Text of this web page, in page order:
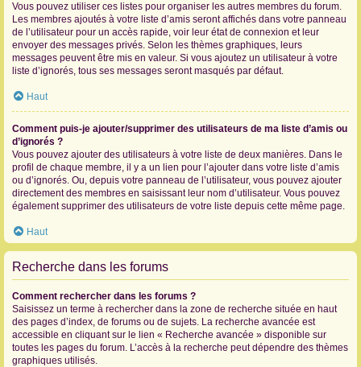
Vous pouvez utiliser ces listes pour organiser les autres membres du forum.
Les membres ajoutés à votre liste d’amis seront affichés dans votre panneau
de l’utilisateur pour un accès rapide, voir leur état de connexion et leur
envoyer des messages privés. Selon les thèmes graphiques, leurs
messages peuvent être mis en valeur. Si vous ajoutez un utilisateur à votre
liste d’ignorés, tous ses messages seront masqués par défaut.
Haut
Comment puis-je ajouter/supprimer des utilisateurs de ma liste d’amis ou
d’ignorés ?
Vous pouvez ajouter des utilisateurs à votre liste de deux manières. Dans le
profil de chaque membre, il y a un lien pour l’ajouter dans votre liste d’amis
ou d’ignorés. Ou, depuis votre panneau de l’utilisateur, vous pouvez ajouter
directement des membres en saisissant leur nom d’utilisateur. Vous pouvez
également supprimer des utilisateurs de votre liste depuis cette même page.
Haut
Recherche dans les forums
Comment rechercher dans les forums ?
Saisissez un terme à rechercher dans la zone de recherche située en haut
des pages d’index, de forums ou de sujets. La recherche avancée est
accessible en cliquant sur le lien « Recherche avancée » disponible sur
toutes les pages du forum. L’accès à la recherche peut dépendre des thèmes
graphiques utilisés.